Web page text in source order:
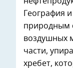
География
природным
воздушных
части,
хребет,